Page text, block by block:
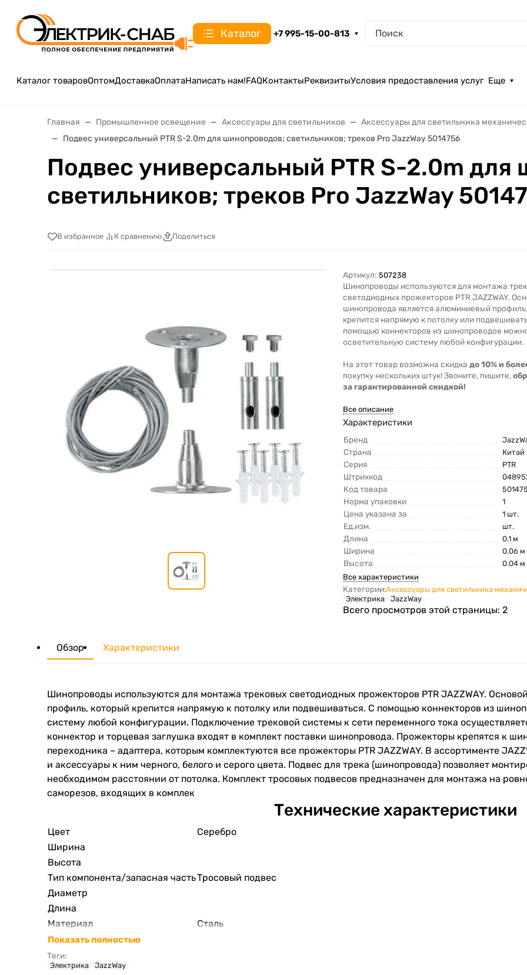
Каталог +7 995-15-00-813
Каталог товаровОптомДоставкаОплатаНаписать нам!FAQКонтактыРеквизитыУсловия предоставления услуг Еще
Главная Промышленное освещение Аксессуары для светильников
Аксессуары для светильника
Подвес универсальный PTR S-2.0m для шинопроводов; светильников; треков Pro JazzWay 5014756
Подвес универсальный PTR S-2.0m для
светильников; треков Pro JazzWay
В избранное К сравнению Поделиться
Артикул: 507238
Шинопроводы используются для монтажа
светодиодных прожекторов PTR JAZZWAY.
шинопровода является алюминиевый
крепится напрямую к потолку или
помощью коннекторов из шинопроводов
осветительную систему любой конфигурации.
На этот товар возможна скидкадо 10% и
покупку нескольких штук! Звоните, пишите,
за гарантированной скидкой!
Все описание
Характеристики
Бренд
Страна Китай
Серия PTR
Штрихкод
Код товара
Норма упаковки 1
Цена указана за 1 шт.
Ед.изм. шт.
Длина 0.1 м
Ширина 0.06 м
Высота
0.04 м
Все характеристики
Категории:Аксессуары для светильника
Электрика
JazzWay
Всего просмотров этой страницы:2
Обзор Характеристики
Шинопроводы используются для монтажа трековых светодиодных прожекторов PTR JAZZWAY.
профиль, который крепится напрямую к потолку или подвешиваться. С помощью коннекторов из
систему любой конфигурации. Подключение трековой системы к сети переменного тока
коннектор и торцевая заглушка входят в комплект поставки шинопровода. Прожекторы крепятся к
переходника – адаптера, которым комплектуются все прожекторы PTR JAZZWAY. В ассортименте
и аксессуары к ним черного, белого и серого цвета. Подвес для трека (шинопровода) позволяет
необходимом расстоянии от потолка. Комплект тросовых подвесов предназначен для монтажа на
саморезов, входящих в комплек
Технические характеристики
Цвет
Серебро
Ширина
Высота
Тип компонента/запасная частьТросовый подвес
Диаметр
Длина
Материал
Сталь
Показать полностью
Теги:
Электрика JazzWay